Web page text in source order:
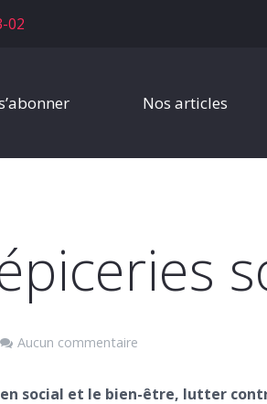
Nos articles
Aucun commentaire
social et le bien-être, lutter